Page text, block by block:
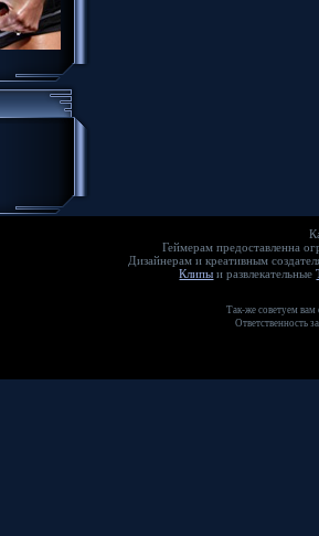
Геймерам предоставленна
Дизайнерам и креативным
Клипы и развлекательные
Так-же советуем
Ответственность